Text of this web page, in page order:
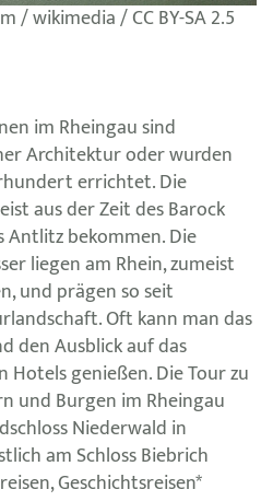
/ wikimedia / CC BY-SA 2.5
im Rheingau sind
Architektur oder wurden
errichtet. Die
aus der Zeit des Barock
Antlitz bekommen. Die
liegen am Rhein, zumeist
und prägen so seit
Oft kann man das
den Ausblick auf das
genießen. Die Tour zu
und Burgen im Rheingau
Niederwald in
am Schloss Biebrich
Geschichtsreisen*